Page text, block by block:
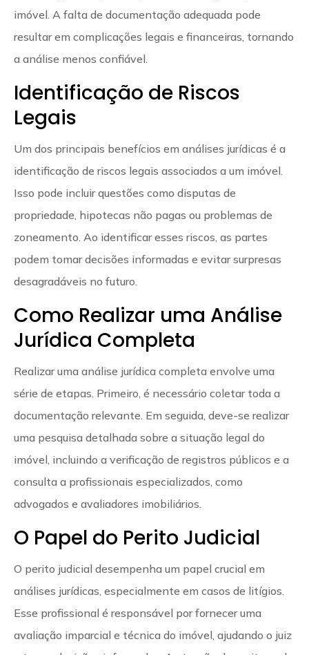
imóvel. A falta de documentação adequada pode
resultar em complicações legais e financeiras, tornando
a análise menos confiável.
Identificação de Riscos
Legais
Um dos principais benefícios em análises jurídicas é a
identificação de riscos legais associados a um imóvel.
Isso pode incluir questões como disputas de
propriedade, hipotecas não pagas ou problemas de
zoneamento. Ao identificar esses riscos, as partes
podem tomar decisões informadas e evitar surpresas
desagradáveis no futuro.
Como Realizar uma Análise
Jurídica Completa
Realizar uma análise jurídica completa envolve uma
série de etapas. Primeiro, é necessário coletar toda a
documentação relevante. Em seguida, deve-se realizar
uma pesquisa detalhada sobre a situação legal do
imóvel, incluindo a verificação de registros públicos e a
consulta a profissionais especializados, como
advogados e avaliadores imobiliários.
O Papel do Perito Judicial
O perito judicial desempenha um papel crucial em
análises jurídicas, especialmente em casos de litígios.
Esse profissional é responsável por fornecer uma
avaliação imparcial e técnica do imóvel, ajudando o juiz